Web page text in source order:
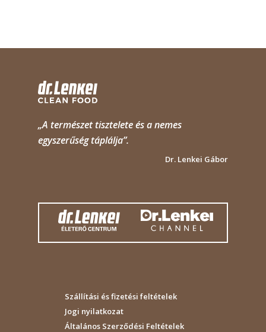
„A természet tisztelete és a nemes
egyszerűség táplálja”.
Dr. Lenkei Gábor
Szállítási és fizetési feltételek
Jogi nyilatkozat
Általános Szerződési Feltételek